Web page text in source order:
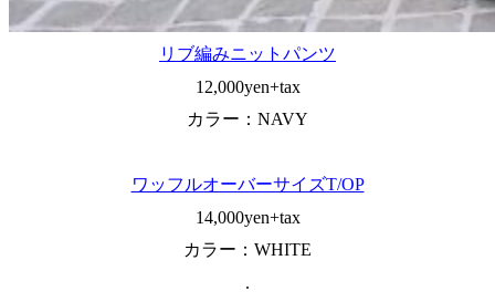
リブ編みニットパンツ
12,000yen+tax
カラー：NAVY
ワッフルオーバーサイズT/OP
14,000yen+tax
カラー：WHITE
.